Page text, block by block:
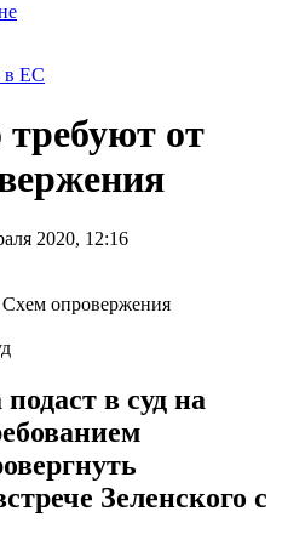
в ЕС
требуют от
2020, 12:16
в суд на
Зеленского с